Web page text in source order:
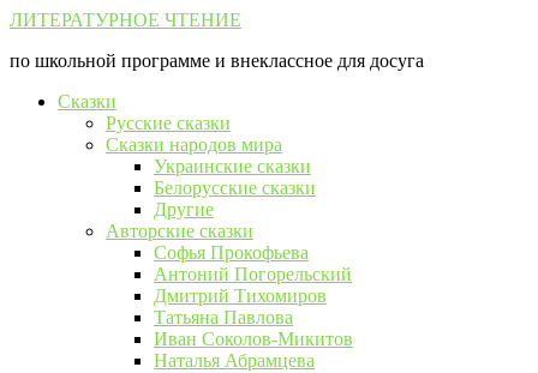
Перейти
контенту
ЛИТЕРАТУРНОЕ ЧТЕНИЕ
по школьной программе и внеклассное для досуга
Сказки
Русские сказки
Сказки народов мира
Украинские сказки
Белорусские сказки
Другие
Авторские сказки
Софья Прокофьева
Антоний Погорельский
Дмитрий Тихомиров
Татьяна Павлова
Иван Соколов-Микитов
Наталья Абрамцева